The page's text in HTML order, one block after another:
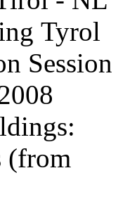
Tyrol
Session
(from